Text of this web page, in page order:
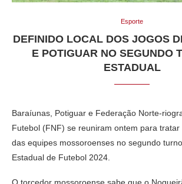
Esporte
DEFINIDO LOCAL DOS JOGOS
E POTIGUAR NO SEGUNDO
ESTADUAL
Baraíunas, Potiguar e Federação Norte-
Futebol (FNF) se reuniram ontem para
das equipes mossoroenses no segundo
Estadual de Futebol 2024.